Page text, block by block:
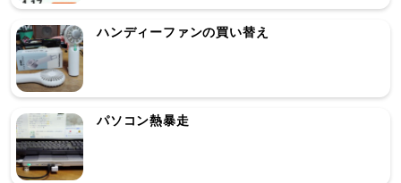
ハンディーファンの買い替え
パソコン熱暴走